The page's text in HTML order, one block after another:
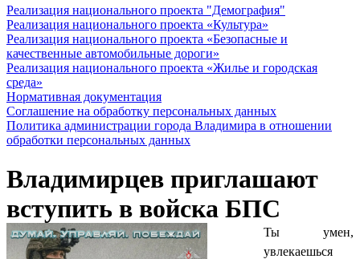
Реализация национального проекта "Демография"
Реализация национального проекта «Культура»
Реализация национального проекта «Безопасные и
качественные автомобильные дороги»
Реализация национального проекта «Жилье и городская
среда»
Нормативная документация
Соглашение на обработку персональных данных
Политика администрации города Владимира в отношении
обработки персональных данных
Владимирцев приглашают
вступить в войска БПС
Ты умен,
увлекаешься